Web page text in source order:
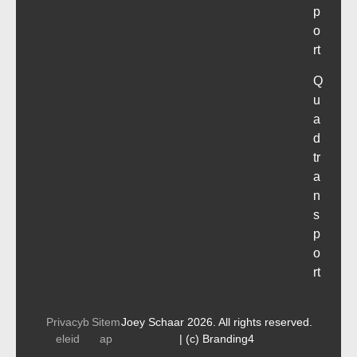
p
o
rt
Q
u
a
d
tr
a
n
s
p
o
rt
Joey Schaar 2026. All rights reserved.
| (c) Branding4
Privacyb
eleid
Sitem
ap